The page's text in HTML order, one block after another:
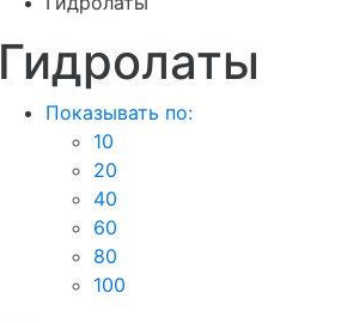
Гидролаты
Показывать по:
10
20
40
60
80
100